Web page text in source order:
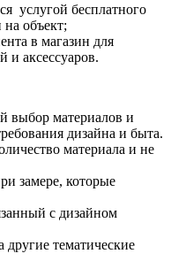
услугой бесплатного
на объект;
в магазин для
и аксессуаров.
выбор материалов и
дизайна и быта.
материала и не
замере, которые
с дизайном
другие тематические